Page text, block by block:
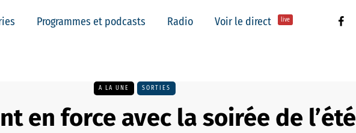
Programmes et podcasts Radio Voir le direct live
A LA UNE SORTIES
en force avec la soirée de l’été